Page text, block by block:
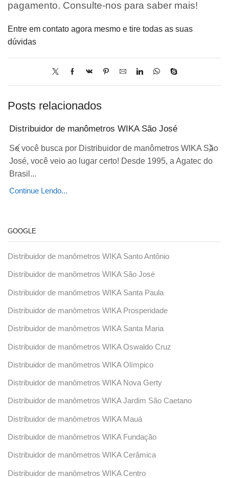
pagamento. Consulte-nos para saber mais!
Entre em contato agora mesmo e tire todas as suas
dúvidas
Posts relacionados
Distribuidor de manômetros WIKA São José
Se você busca por Distribuidor de manômetros WIKA São
José, você veio ao lugar certo! Desde 1995, a Agatec do
Brasil...
Continue Lendo...
GOOGLE
Distribuidor de manômetros WIKA Santo Antônio
Distribuidor de manômetros WIKA São José
Distribuidor de manômetros WIKA Santa Paula
Distribuidor de manômetros WIKA Prosperidade
Distribuidor de manômetros WIKA Santa Maria
Distribuidor de manômetros WIKA Oswaldo Cruz
Distribuidor de manômetros WIKA Olímpico
Distribuidor de manômetros WIKA Nova Gerty
Distribuidor de manômetros WIKA Jardim São Caetano
Distribuidor de manômetros WIKA Mauá
Distribuidor de manômetros WIKA Fundação
Distribuidor de manômetros WIKA Cerâmica
Distribuidor de manômetros WIKA Centro